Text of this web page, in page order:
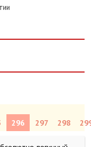
296 297 298